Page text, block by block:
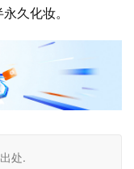
久化妆。
处.